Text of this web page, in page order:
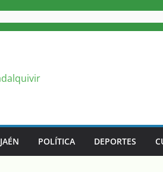
JAÉN POLÍTICA DEPORTES